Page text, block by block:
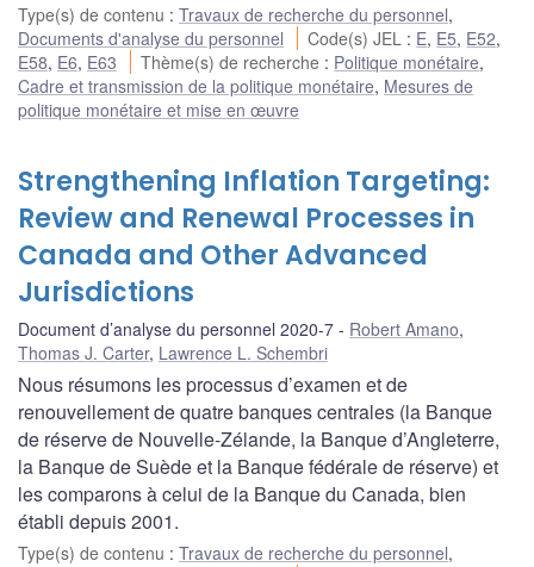
Type(s) de contenu : Travaux de recherche du personnel,
Documents d'analyse du personnel
Code(s) JEL : E, E5, E52,
E58, E6, E63 Thème(s) de recherche : Politique monétaire,
Cadre et transmission de la politique monétaire, Mesures de
politique monétaire et mise en œuvre
Strengthening Inflation Targeting:
Review and Renewal Processes in
Canada and Other Advanced
Jurisdictions
Document d’analyse du personnel 2020-7 Robert Amano,
Thomas J. Carter, Lawrence L. Schembri
Nous résumons les processus d’examen et de
renouvellement de quatre banques centrales (la Banque
de réserve de Nouvelle-Zélande, la Banque d’Angleterre,
la Banque de Suède et la Banque fédérale de réserve) et
les comparons à celui de la Banque du Canada, bien
établi depuis 2001.
Type(s) de contenu : Travaux de recherche du personnel,